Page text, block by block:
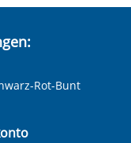
Rot-Bunt